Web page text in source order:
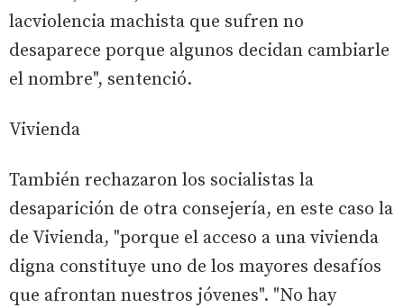
lacviolencia machista que sufren no
desaparece porque algunos decidan cambiarle
el nombre", sentenció.
Vivienda
También rechazaron los socialistas la
desaparición de otra consejería, en este caso la
de Vivienda, "porque el acceso a una vivienda
digna constituye uno de los mayores desafíos
que afrontan nuestros jóvenes". "No hay